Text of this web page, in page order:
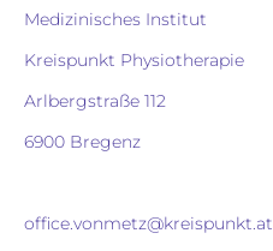
Medizinisches Institut
Kreispunkt Physiotherapie
Arlbergstraße 112
6900 Bregenz
office.vonmetz@kreispunkt.at